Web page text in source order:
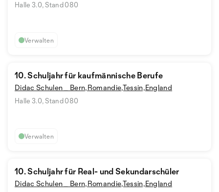
Halle 3.0, Stand 080
Verwalten
10. Schuljahr für kaufmännische Berufe
Didac Schulen _ Bern,Romandie,Tessin,England
Halle 3.0, Stand 080
Verwalten
10. Schuljahr für Real- und Sekundarschüler
Didac Schulen _ Bern,Romandie,Tessin,England